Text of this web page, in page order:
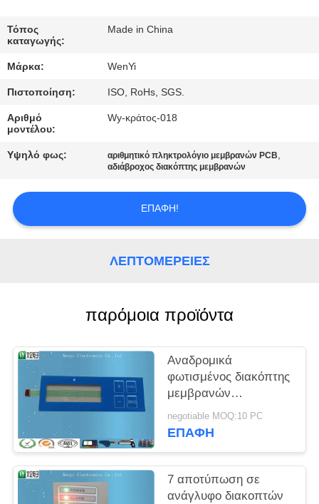
ΕΛΆΤΕ
ΣΕ
ΕΠΑΦΉ
ΖΗΤΉΣΤΕ
ΑΠΌΣΠΑΣΜΑ
Τόπος
καταγωγής:
Made in China
Μάρκα: WenYi
Πιστοποίηση: ISO, RoHs, SGS.
Αριθμό
μοντέλου:
Wy-κράτος-018
Υψηλό φως: αριθμητικό πληκτρολόγιο μεμβρανών PCB,
αδιάβροχος διακόπτης μεμβρανών
ΕΠΑΦΉ!
ΛΕΠΤΟΜΈΡΕΙΕΣ
παρόμοια προϊόντα
Αναδρομικά
φωτισμένος διακόπτης
μεμβρανών
αποτύπωσης σε
ανάγλυφο FPC των
με Polydome
negotiable MOQ:10 PC
ΕΠΑΦΉ
7 αποτύπωση σε
ανάγλυφο διακοπτών